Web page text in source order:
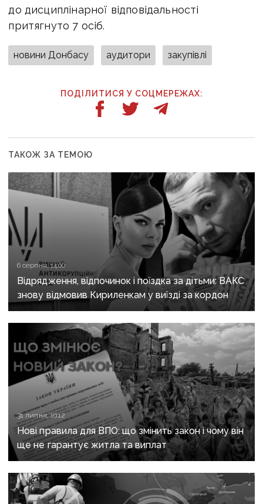
до дисциплінарної відповідальності
притягнуто 7 осіб.
новини Донбасу аудитори закупівлі
ПОДІЛИТИСЯ У СОЦМЕРЕЖАХ:
ТАКОЖ ЗА ТЕМОЮ
6 серпня, 14:00
Відрядження, відпочинок і поїздка за дітьми: ВАКС
знову відмовив Кириленкам у виїзді за кордон
31 липня, 10:12
Нові правила для ВПО: що змінить закон і чому він
ще не гарантує житла та виплат